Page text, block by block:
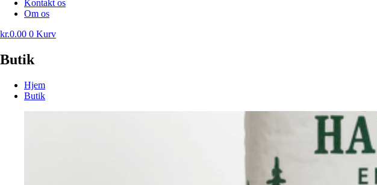
Kontakt os
Om os
kr.0.00 0 Kurv
Butik
Hjem
Butik